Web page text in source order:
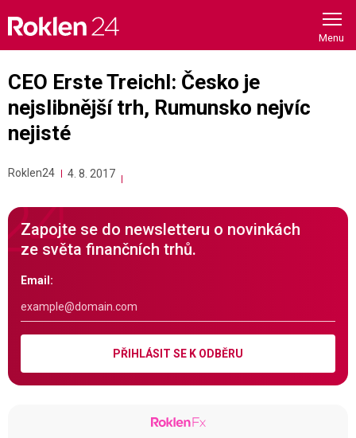
content
CEO Erste Treichl: Česko je
nejslibnější trh, Rumunsko nejvíc
nejisté
Roklen24 4. 8. 2017
Zapojte se do newsletteru o novinkách
ze světa finančních trhů.
Email:
PŘIHLÁSIT SE K ODBĚRU